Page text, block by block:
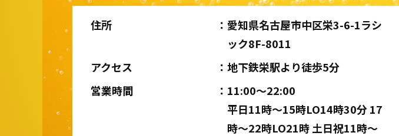
住所
愛知県名古屋市中区栄3-6-1ラシ
ック8F-8011
アクセス
地下鉄栄駅より徒歩5分
営業時間
11:00〜22:00
平日11時〜15時LO14時30分 17
時〜22時LO21時 土日祝11時〜